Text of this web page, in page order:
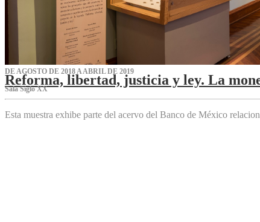
DE AGOSTO DE 2018 A ABRIL DE 2019
Reforma, libertad, justicia y ley. La
Sala Siglo XX
Esta muestra exhibe parte del acervo del Banco de México